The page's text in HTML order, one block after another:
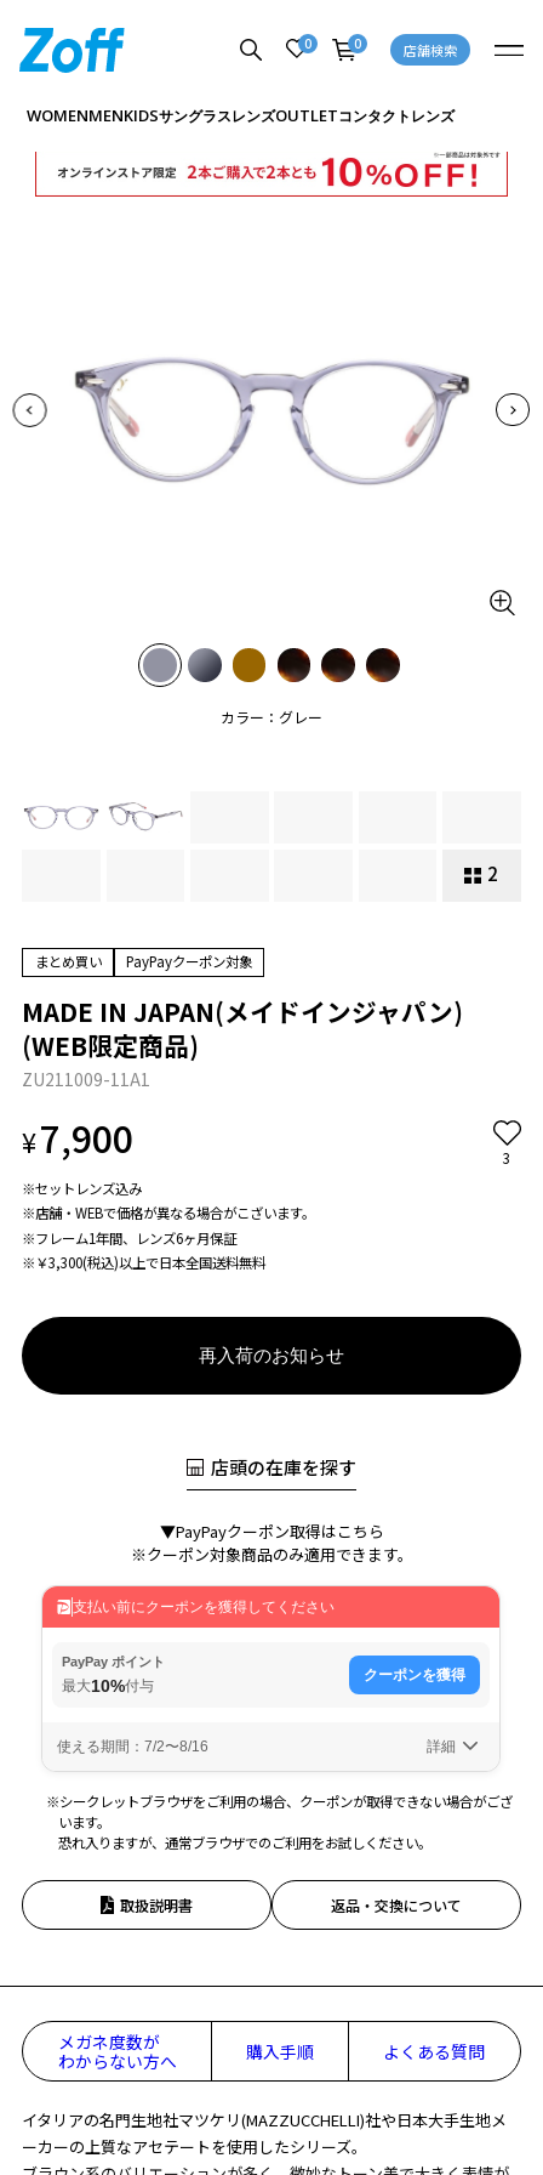
0 0 店舗検索
WOMENMENKIDSサングラスレンズOUTLETコンタクトレンズ
カラー：グレー
2
商品詳細ページへ
まとめ買い PayPayクーポン対象
MADE IN JAPAN(メイドインジャパン)
(WEB限定商品)
ZU211009-11A1
¥7,900
3
※セットレンズ込み
※店舗・WEBで価格が異なる場合がこざいます。
※フレーム1年間、レンズ6ヶ月保証
※￥3,300(税込)以上で日本全国送料無料
再入荷のお知らせ
店頭の在庫を探す
▼PayPayクーポン取得はこちら
※クーポン対象商品のみ適用できます。
※シークレットブラウザをご利用の場合、クーポンが取得できない場合がござ
います。
恐れ入りますが、通常ブラウザでのご利用をお試しください。
取扱説明書 返品・交換について
メガネ度数が
わからない方へ
購入手順 よくある質問
イタリアの名門生地社マツケリ(MAZZUCCHELLI)社や日本大手生地メ
ーカーの上質なアセテートを使用したシリーズ。